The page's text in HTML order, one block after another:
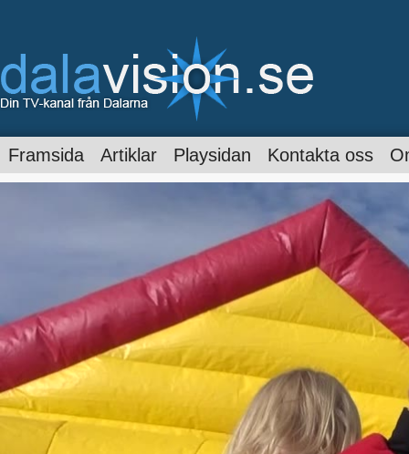
Framsida Artiklar Playsidan Kontakta oss